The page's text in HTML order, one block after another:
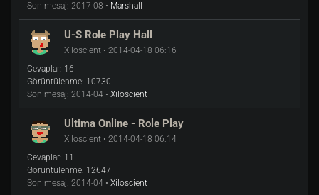
Son mesaj: 2017-08 • Marshall
U-S Role Play Hall
Xiloscient • 2014-04-18 06:16
Cevaplar: 16
Görüntülenme: 10730
Son mesaj: 2014-04 • Xiloscient
Ultima Online - Role Play
Xiloscient • 2014-04-18 06:14
Cevaplar: 11
Görüntülenme: 12647
Son mesaj: 2014-04 • Xiloscient